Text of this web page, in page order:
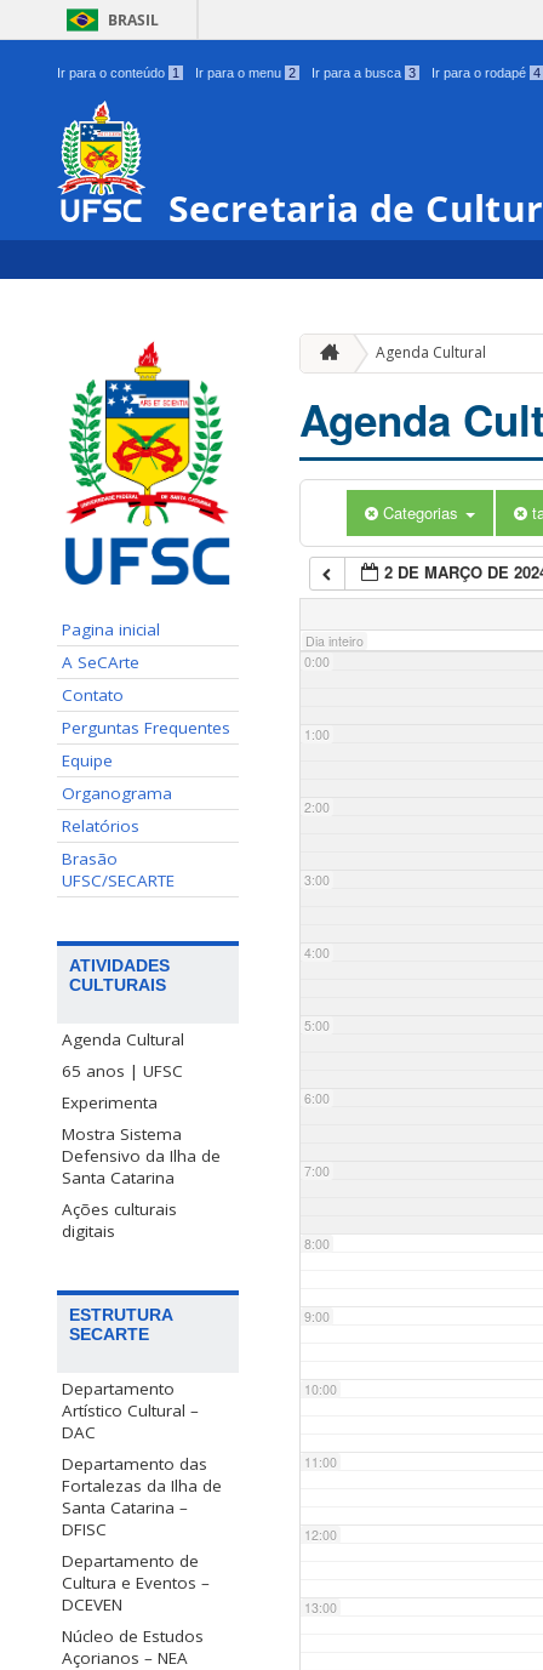
BRASIL
Ir para o conteúdo 1 Ir para o menu 2 Ir para a busca 3 Ir para o rodapé 4
Secretaria de
Pagina inicial
A SeCArte
Contato
Perguntas Frequentes
Equipe
Organograma
Relatórios
Brasão
UFSC/SECARTE
ATIVIDADES
CULTURAIS
Agenda Cultural
65 anos | UFSC
Experimenta
Mostra Sistema
Defensivo da Ilha de
Santa Catarina
Ações culturais
digitais
ESTRUTURA
SECARTE
Departamento
Artístico Cultural –
DAC
Departamento das
Fortalezas da Ilha de
Santa Catarina –
DFISC
Departamento de
Cultura e Eventos –
DCEVEN
Núcleo de Estudos
Açorianos – NEA
Agenda Cultural
Agenda
Categorias
2 DE MARÇO DE
Dia inteiro
0:00
1:00
2:00
3:00
4:00
5:00
6:00
7:00
8:00
9:00
10:00
11:00
12:00
13:00